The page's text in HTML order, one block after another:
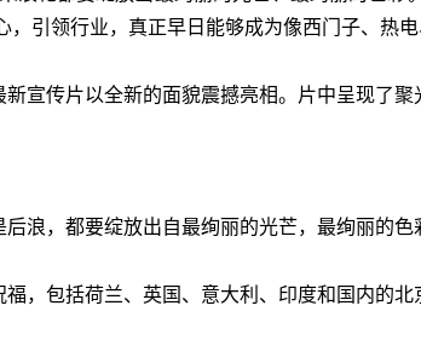
引领行业，真正早日能够成为像西门子、热
传片以全新的面貌震撼亮相。片中呈现了聚
，都要绽放出自最绚丽的光芒，最绚丽的色
包括荷兰、英国、意大利、印度和国内的北